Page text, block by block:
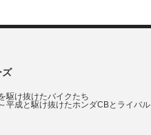
ズ
駆け抜けたバイクたち
平成と駆け抜けたホンダCBとライバル